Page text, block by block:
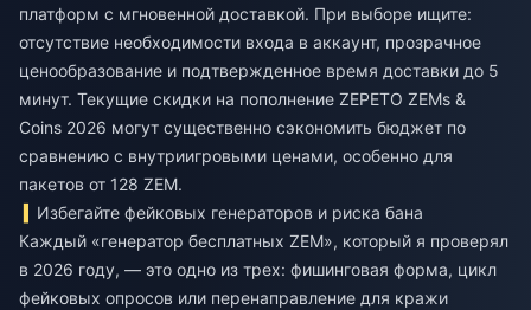
платформ с мгновенной доставкой. При выборе ищите:
отсутствие необходимости входа в аккаунт, прозрачное
ценообразование и подтвержденное время доставки до 5
минут. Текущие скидки на пополнение ZEPETO ZEMs &
Coins 2026 могут существенно сэкономить бюджет по
сравнению с внутриигровыми ценами, особенно для
пакетов от 128 ZEM.
Избегайте фейковых генераторов и риска бана
Каждый «генератор бесплатных ZEM», который я проверял
в 2026 году, — это одно из трех: фишинговая форма, цикл
фейковых опросов или перенаправление для кражи